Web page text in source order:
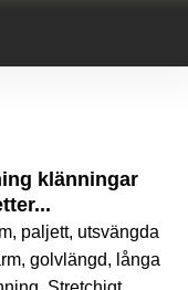
klänningar
paljett, utsvängda
golvlängd, långa